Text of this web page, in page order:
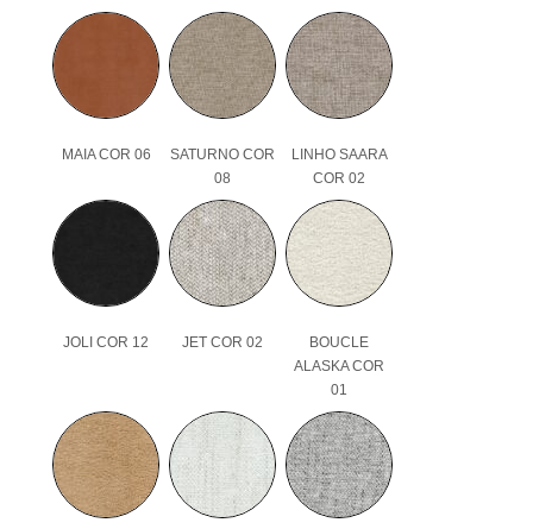
MAIA COR 06
SATURNO COR
08
LINHO SAARA
COR 02
JOLI COR 12 JET COR 02
BOUCLE
ALASKA COR
01